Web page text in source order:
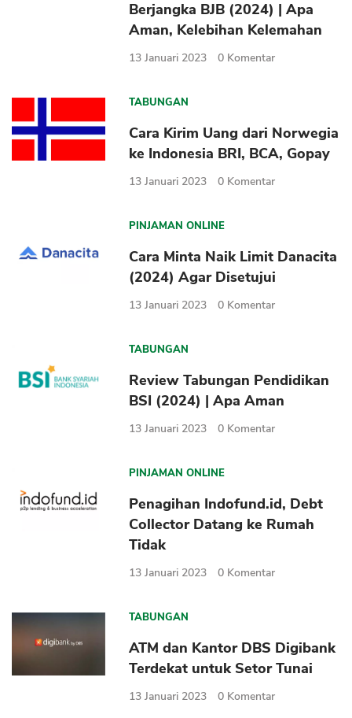
Berjangka BJB (2024) | Apa
Aman, Kelebihan Kelemahan
13 Januari 2023 0 Komentar
TABUNGAN
Cara Kirim Uang dari Norwegia
ke Indonesia BRI, BCA, Gopay
13 Januari 2023 0 Komentar
PINJAMAN ONLINE
Cara Minta Naik Limit Danacita
(2024) Agar Disetujui
13 Januari 2023 0 Komentar
TABUNGAN
Review Tabungan Pendidikan
BSI (2024) | Apa Aman
13 Januari 2023 0 Komentar
PINJAMAN ONLINE
Penagihan Indofund.id, Debt
Collector Datang ke Rumah
Tidak
13 Januari 2023 0 Komentar
TABUNGAN
ATM dan Kantor DBS Digibank
Terdekat untuk Setor Tunai
13 Januari 2023 0 Komentar